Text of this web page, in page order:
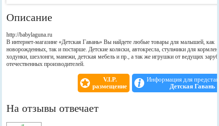
Описание
http://babylaguna.ru
В интернет-магазине «Детская Гавань» Вы найдете любые товары для малышей, как
новорожденных, так и постарше. Детские коляски, автокресла, стульчики для
ходунки, шезлонги, манежи, детская мебель и пр., а так же игрушки от ведущих
отечественных производителей.
V.I.P.
размещение
Информация для
Детская Гавань
На отзывы отвечает